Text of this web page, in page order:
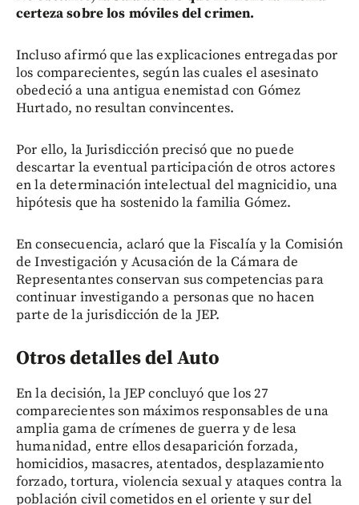
certeza sobre los móviles del crimen.
Incluso afirmó que las explicaciones entregadas por
los comparecientes, según las cuales el asesinato
obedeció a una antigua enemistad con Gómez
Hurtado, no resultan convincentes.
Por ello, la Jurisdicción precisó que no puede
descartar la eventual participación de otros actores
en la determinación intelectual del magnicidio, una
hipótesis que ha sostenido la familia Gómez.
En consecuencia, aclaró que la Fiscalía y la Comisión
de Investigación y Acusación de la Cámara de
Representantes conservan sus competencias para
continuar investigando a personas que no hacen
parte de la jurisdicción de la JEP.
Otros detalles del Auto
En la decisión, la JEP concluyó que los 27
comparecientes son máximos responsables de una
amplia gama de crímenes de guerra y de lesa
humanidad, entre ellos desaparición forzada,
homicidios, masacres, atentados, desplazamiento
forzado, tortura, violencia sexual y ataques contra la
población civil cometidos en el oriente y sur del